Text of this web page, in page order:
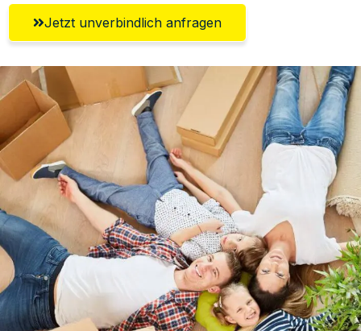
Jetzt unverbindlich anfragen